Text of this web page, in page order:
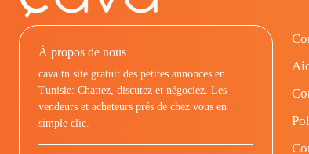
À propos de nous
cava.tn site gratuit des petites annonces en
Tunisie: Chattez, discutez et négociez. Les
vendeurs et acheteurs prés de chez vous en
simple clic.